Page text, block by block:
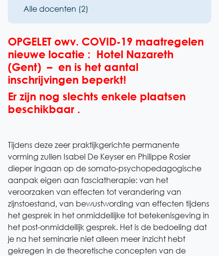
Alle docenten (2)
OPGELET owv. COVID-19 maatregelen
nieuwe locatie : Hotel Nazareth
(Gent) – en is het aantal
inschrijvingen beperkt!
Er zijn nog slechts enkele plaatsen
beschikbaar .
Tijdens deze zeer praktijkgerichte permanente
vorming zullen Isabel De Keyser en Philippe Rosier
dieper ingaan op de somato-psychopedagogische
aanpak eigen aan fasciatherapie: van het
veroorzaken van effecten tot verandering van
zijnstoestand, van bewustwording van effecten tijdens
het gesprek in het onmiddellijke tot betekenisgeving in
het post-onmiddellijk gesprek. Het is de bedoeling dat
je na het seminarie niet alleen meer inzicht hebt
gekregen in de theoretische concepten van de